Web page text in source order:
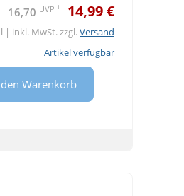
16,70 UVP 1 14,99 €
| inkl. MwSt. zzgl.Versand
Artikel verfügbar
Warenkorb